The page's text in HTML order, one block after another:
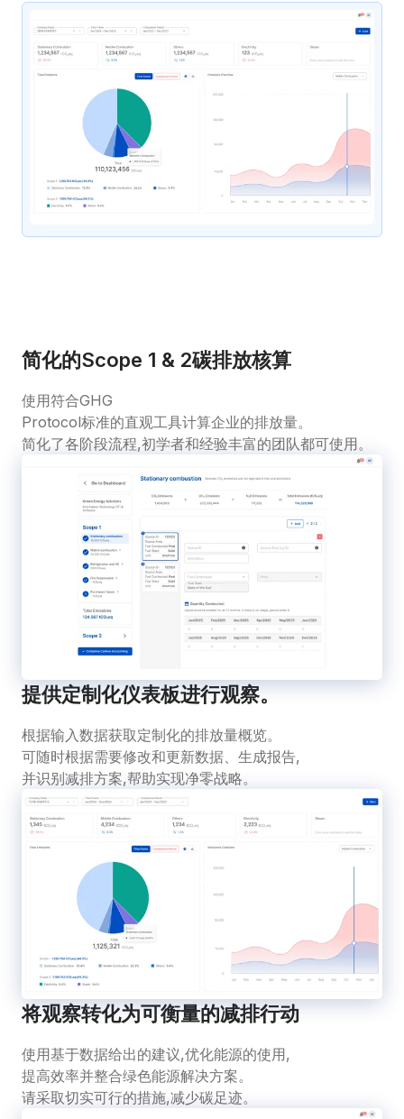
简化的Scope 1 & 2碳排放核算
使用符合GHG
Protocol标准的直观工具计算企业的排放量。
简化了各阶段流程,初学者和经验丰富的团队都可使用。
提供定制化仪表板进行观察。
根据输入数据获取定制化的排放量概览。
可随时根据需要修改和更新数据、生成报告,
并识别减排方案,帮助实现净零战略。
将观察转化为可衡量的减排行动
使用基于数据给出的建议,优化能源的使用,
提高效率并整合绿色能源解决方案。
请采取切实可行的措施,减少碳足迹。